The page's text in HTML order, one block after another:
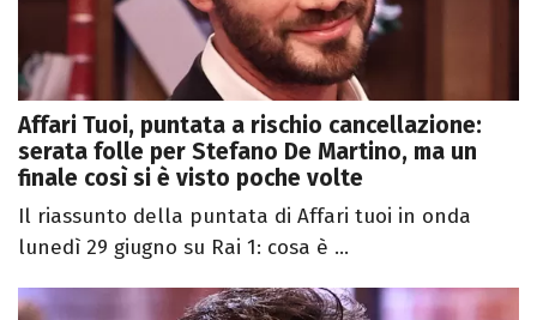
Affari Tuoi, puntata a rischio cancellazione:
serata folle per Stefano De Martino, ma un
finale così si è visto poche volte
Il riassunto della puntata di Affari tuoi in onda
lunedì 29 giugno su Rai 1: cosa è ...